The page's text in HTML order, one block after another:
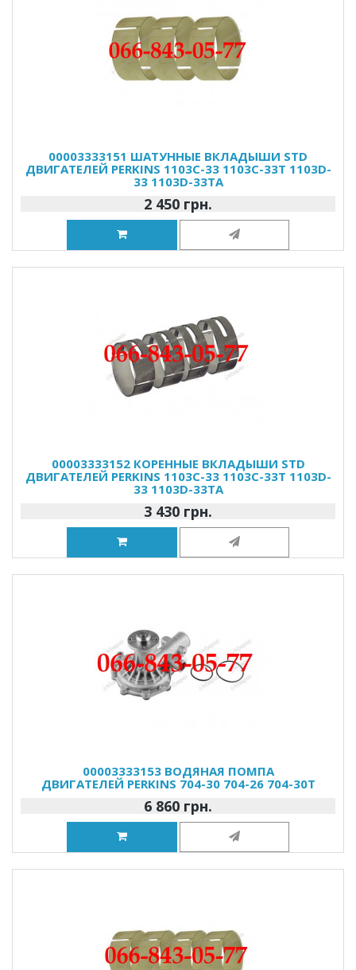
00003333151 ШАТУННЫЕ ВКЛАДЫШИ STD
ДВИГАТЕЛЕЙ PERKINS 1103C-33 1103C-33T 1103D-
33 1103D-33TA
2 450 грн.
00003333152 КОРЕННЫЕ ВКЛАДЫШИ STD
ДВИГАТЕЛЕЙ PERKINS 1103C-33 1103C-33T 1103D-
33 1103D-33TA
3 430 грн.
00003333153 ВОДЯНАЯ ПОМПА
ДВИГАТЕЛЕЙ PERKINS 704-30 704-26 704-30T
6 860 грн.